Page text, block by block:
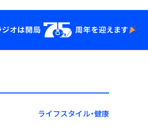
YouTube
会社情報
ライフスタイル・健康